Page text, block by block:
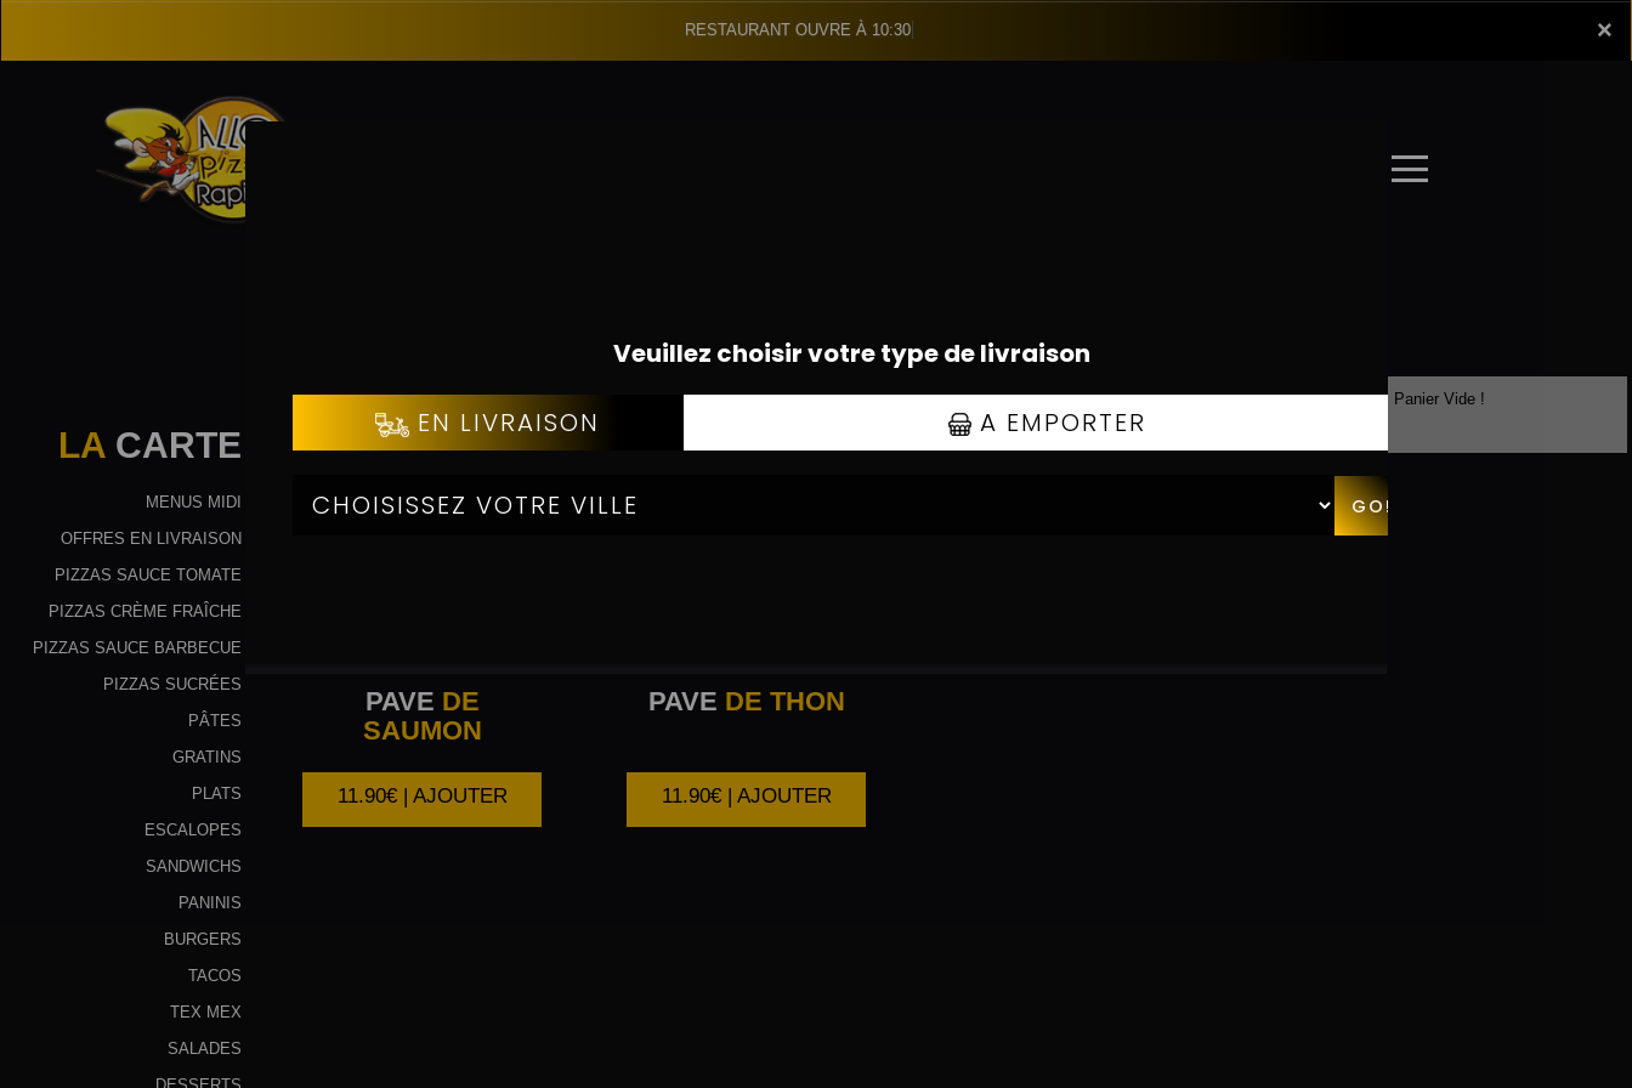
×
RESTAURANT OUVRE À 10:30 ×
LA CARTE
MENUS MIDI
OFFRES EN LIVRAISON
PIZZAS SAUCE TOMATE
PIZZAS CRÈME FRAÎCHE
PIZZAS SAUCE BARBECUE
PIZZAS SUCRÉES
PÂTES
GRATINS
PLATS
ESCALOPES
SANDWICHS
PANINIS
BURGERS
TACOS
TEX MEX
SALADES
PAVE DE
SAUMON
11.90€ | AJOUTER
PAVE DE THON
11.90€ | AJOUTER
Panier Vide !